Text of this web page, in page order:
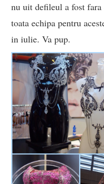
nu uit defileul a fost
toata echipa pentru
in iulie. Va pup.